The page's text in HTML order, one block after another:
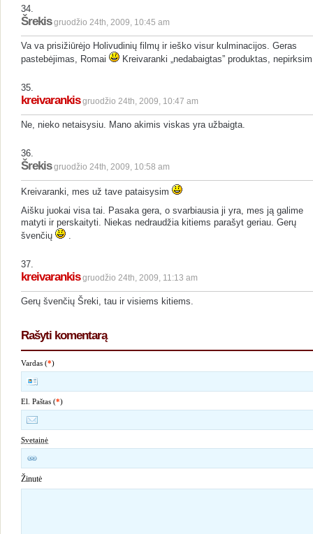
34.
Šrekis gruodžio 24th, 2009, 10:45 am
Va va prisižiūrėjo Holivudinių filmų ir ieško visur kulminacijos. Geras
pastebėjimas, Romai
Kreivaranki „nedabaigtas” produktas,
35.
kreivarankis gruodžio 24th, 2009, 10:47 am
Ne, nieko netaisysiu. Mano akimis viskas yra užbaigta.
36.
Šrekis gruodžio 24th, 2009, 10:58 am
Kreivaranki, mes už tave pataisysim
Aišku juokai visa tai. Pasaka gera, o svarbiausia ji yra, mes ją galime
matyti ir perskaityti. Niekas nedraudžia kitiems parašyt geriau. Gerų
švenčių
37.
kreivarankis gruodžio 24th, 2009, 11:13 am
Gerų švenčių Šreki, tau ir visiems kitiems.
Rašyti komentarą
Vardas (*)
El. Paštas (*)
Svetainė
Žinutė